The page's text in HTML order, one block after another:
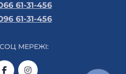
61-31-456
61-31-456
СОЦ МЕРЕЖІ: